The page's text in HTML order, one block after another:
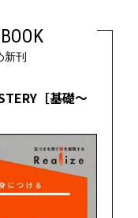
新刊
［基礎～